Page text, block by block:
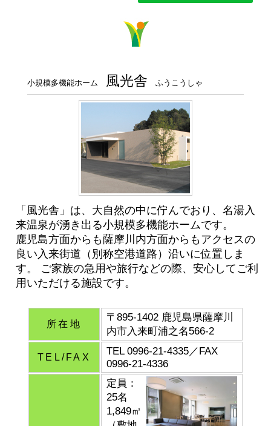
小規模多機能ホーム 風光舎 ふうこうしゃ
「風光舎」は、大自然の中に佇んでおり、名湯入
来温泉が湧き出る小規模多機能ホームです。
鹿児島方面からも薩摩川内方面からもアクセスの
良い入来街道（別称空港道路）沿いに位置しま
す。 ご家族の急用や旅行などの際、安心してご利
用いただける施設です。
所在地
〒895-1402 鹿児島県薩摩川
内市入来町浦之名566-2
TEL/FAX
TEL 0996-21-4335／FAX
0996-21-4336
定員：
25名
1,849㎡